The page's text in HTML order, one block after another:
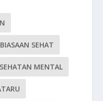
SEHAT
MENTAL